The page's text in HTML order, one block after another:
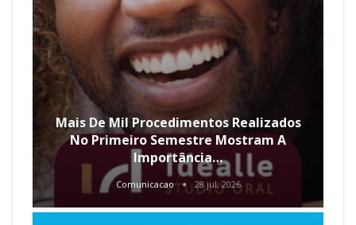
Mais De Mil Procedimentos Realizados
No Primeiro Semestre Mostram A
Importância…
Comunicacao 28 jul, 2026